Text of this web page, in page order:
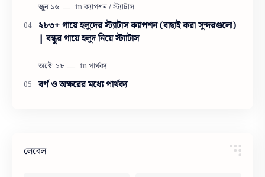
২৮৩+ গায়ে হলুদের স্ট্যাটাস ক্যাপশন (বাছাই করা সুন্দরগুলো)
| বন্ধুর গায়ে হলুদ নিয়ে স্ট্যাটাস
বর্ণ ও অক্ষরের মধ্যে পার্থক্য
লেবেল